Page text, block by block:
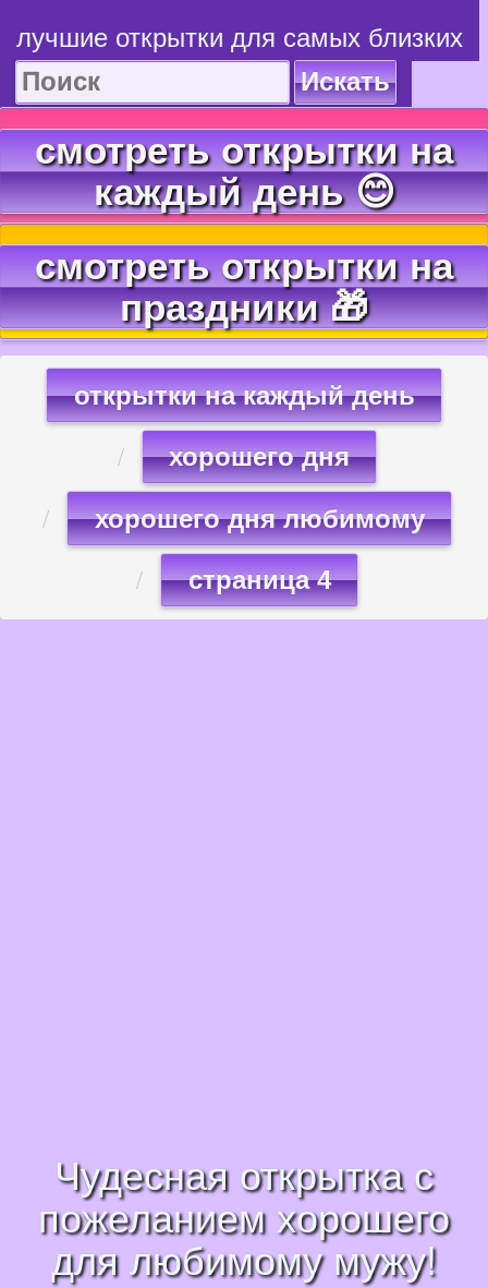
лучшие открытки для самых близких
Искать
смотреть открытки на
каждый день 😊
смотреть открытки на
праздники 🎁
открытки на каждый день
хорошего дня
хорошего дня любимому
страница 4
Чудесная открытка с
пожеланием хорошего
для любимому мужу!